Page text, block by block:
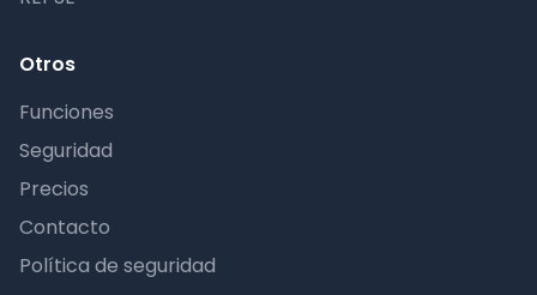
Otros
Funciones
Seguridad
Precios
Contacto
Política de seguridad